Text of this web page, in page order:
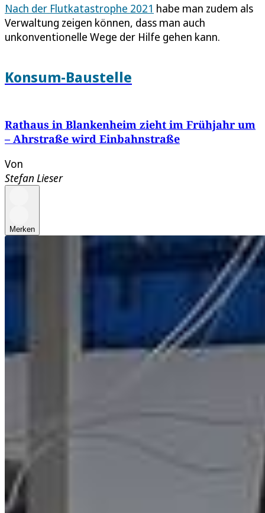
Nach der Flutkatastrophe 2021 habe man zudem als
Verwaltung zeigen können, dass man auch
unkonventionelle Wege der Hilfe gehen kann.
Konsum-Baustelle
Rathaus in Blankenheim zieht im Frühjahr um
– Ahrstraße wird Einbahnstraße
Von
Stefan Lieser
Merken